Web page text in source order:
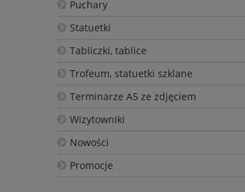
Puchary
Statuetki
Tabliczki, tablice
Trofeum, statuetki szklane
Terminarze A5 ze zdjęciem
Wizytowniki
Nowości
Promocje